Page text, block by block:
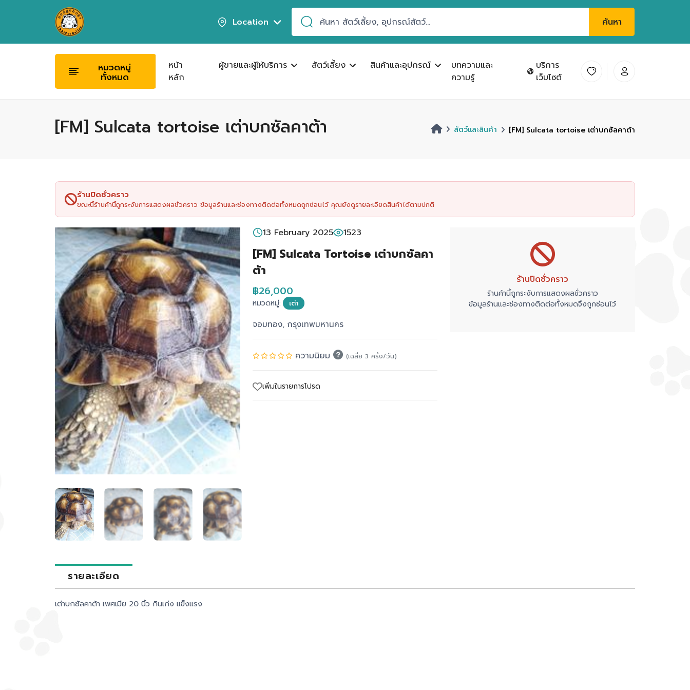
Location ค้นหา
หมวดหมู่
ทั้งหมด
หน้า
หลัก
ผู้ขายและผู้ให้บริการ สัตว์เลี้ยง สินค้าและอุปกรณ์
บทความและ
ความรู้
บริการ
เว็บไซต์
[FM] Sulcata tortoise เต่าบกซัลคาต้า สัตว์และสินค้า [FM] Sulcata tortoise เต่าบกซัลคาต้า
ร้านปิดชั่วคราว
ขณะนี้ร้านค้านี้ถูกระงับการแสดงผลชั่วคราว ข้อมูลร้านและช่องทางติดต่อทั้งหมดถูกซ่อนไว้ คุณยังดูรายละเอียดสินค้าได้ตามปกติ
13 February 2025 1523
[FM] Sulcata Tortoise เต่าบกซัลคา
ต้า
฿26,000
หมวดหมู่: เต่า
จอมทอง, กรุงเทพมหานคร
ความนิยม (เฉลี่ย 3 ครั้ง/วัน)
เพิ่มในรายการโปรด
ร้านปิดชั่วคราว
ร้านค้านี้ถูกระงับการแสดงผลชั่วคราว
ข้อมูลร้านและช่องทางติดต่อทั้งหมดจึงถูกซ่อนไว้
รายละเอียด
เต่าบกซัลคาต้า เพศเมีย 20 นิ้ว กินเก่ง แข็งแรง